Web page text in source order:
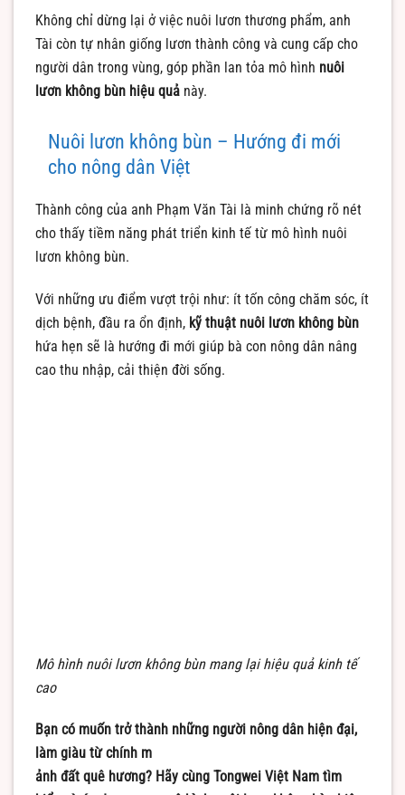
Không chỉ dừng lại ở việc nuôi lươn thương phẩm, anh
Tài còn tự nhân giống lươn thành công và cung cấp cho
người dân trong vùng, góp phần lan tỏa mô hình nuôi
lươn không bùn hiệu quả này.
Nuôi lươn không bùn – Hướng đi mới
cho nông dân Việt
Thành công của anh Phạm Văn Tài là minh chứng rõ nét
cho thấy tiềm năng phát triển kinh tế từ mô hình nuôi
lươn không bùn.
Với những ưu điểm vượt trội như: ít tốn công chăm sóc, ít
dịch bệnh, đầu ra ổn định, kỹ thuật nuôi lươn không bùn
hứa hẹn sẽ là hướng đi mới giúp bà con nông dân nâng
cao thu nhập, cải thiện đời sống.
Mô hình nuôi lươn không bùn mang lại hiệu quả kinh tế
cao
Bạn có muốn trở thành những người nông dân hiện đại,
làm giàu từ chính m
ảnh đất quê hương? Hãy cùng Tongwei Việt Nam tìm